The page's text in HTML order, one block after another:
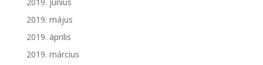
2019. május
2019. április
2019. március